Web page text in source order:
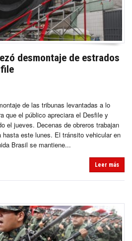
desmontaje de estrados
de las tribunas levantadas a lo
que el público apreciara el Desfile y
el jueves. Decenas de obreros trabajan
este lunes. El tránsito vehicular en
Brasil se mantiene...
Leer más